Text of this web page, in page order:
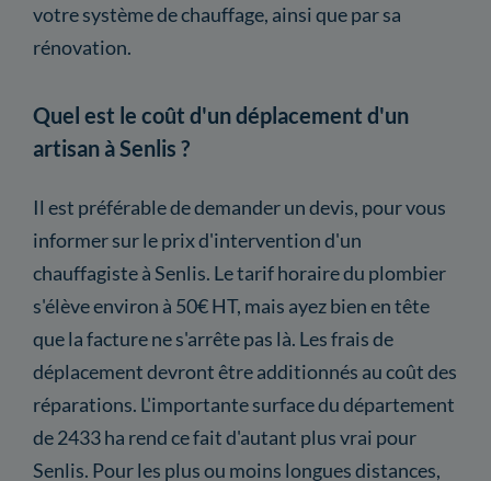
votre système de chauffage, ainsi que par sa
rénovation.
Quel est le coût d'un déplacement d'un
artisan à Senlis ?
Il est préférable de demander un devis, pour vous
informer sur le prix d'intervention d'un
chauffagiste à Senlis. Le tarif horaire du plombier
s'élève environ à 50€ HT, mais ayez bien en tête
que la facture ne s'arrête pas là. Les frais de
déplacement devront être additionnés au coût des
réparations. L'importante surface du département
de 2433 ha rend ce fait d'autant plus vrai pour
Senlis. Pour les plus ou moins longues distances,